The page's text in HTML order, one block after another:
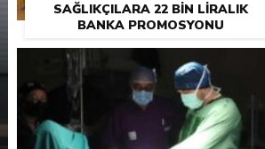
SAĞLIKÇILARA 22 BIN LIRALIK
BANKA PROMOSYONU